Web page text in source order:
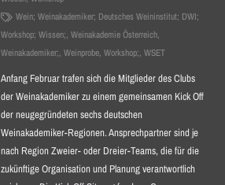
Wein; Weinakademiker; Deutsches Weininstitut; DWI;
Workshop; Wissen;, Weinakademie Österreich,
Weinakademiker;, Weinprobe, Workshop;, WSET
Anfang Februar trafen sich die Mitglieder des Clubs
der Weinakademiker zu einem gemeinsamen Kick Off
der neugegründeten sechs deutschen
Weinakademiker-Regionen. Ansprechpartner sind je
nach Region Zweier- oder Dreier-Teams, die für die
zukünftige Organisation und Planung verantwortlich